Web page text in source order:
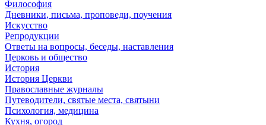
Философия
Дневники, письма, проповеди, поучения
Искусство
Репродукции
Ответы на вопросы, беседы, наставления
Церковь и общество
История
История Церкви
Православные журналы
Путеводители, святые места, святыни
Психология, медицина
Кухня, огород